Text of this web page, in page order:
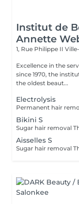
Institut de
Annette
1, Rue Philippe II
Excellence in the service of beauty!
since 1970, the
the oldest beaut...
Electrolysis
Bikini S
Aisselles S